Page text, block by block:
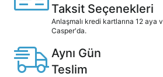
Taksit Seçenekleri
Anlaşmalı kredi kartlarına 12 aya
Casper'da.
Aynı Gün
Teslim